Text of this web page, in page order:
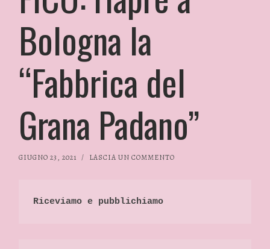
Bologna la
“Fabbrica del
Grana Padano”
GIUGNO 23, 2021 / LASCIA UN COMMENTO
Riceviamo e pubblichiamo